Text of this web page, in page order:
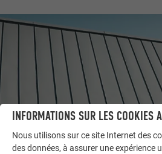
INFORMATIONS SUR LES COOKIES
Nous utilisons sur ce site Internet des
des données, à assurer une expérience